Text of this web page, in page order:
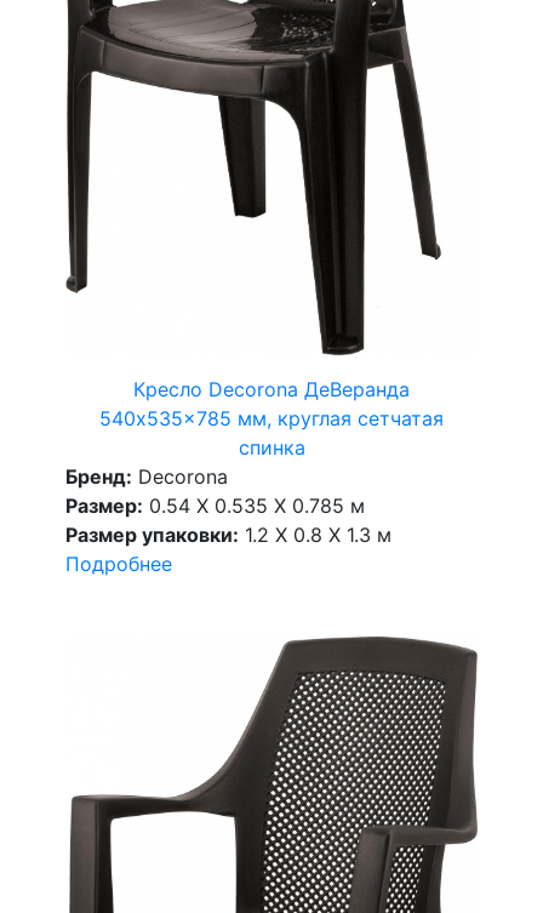
Кресло Decorona ДеВеранда
540x535x785 мм, круглая сетчатая
спинка
Бренд: Decorona
Размер: 0.54 X 0.535 X 0.785 м
Размер упаковки: 1.2 X 0.8 X 1.3 м
Подробнее